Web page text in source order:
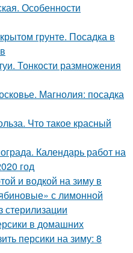
Особенности
грунте. Посадка в
Тонкости размножения
Магнолия: посадка
Что такое красный
Календарь работ на
год
и водкой на зиму в
с лимонной
стерилизации
в домашних
персики на зиму: 8